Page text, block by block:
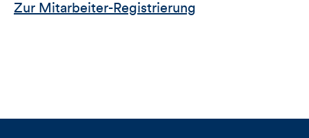
Zur Mitarbeiter-Registrierung